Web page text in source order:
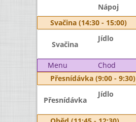
Nápoj
Svačina (14:30 - 15:00)
Svačina
Jídlo
Menu Chod
Přesnídávka (9:00 - 9:30)
Přesnídávka
Jídlo